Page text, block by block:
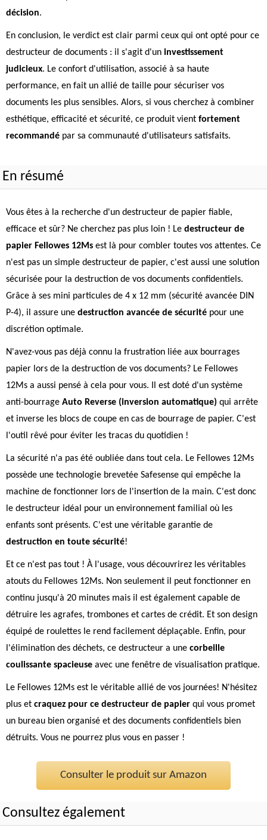
décision.
En conclusion, le verdict est clair parmi ceux qui ont opté pour ce
destructeur de documents : il s'agit d'un investissement
judicieux. Le confort d'utilisation, associé à sa haute
performance, en fait un allié de taille pour sécuriser vos
documents les plus sensibles. Alors, si vous cherchez à combiner
esthétique, efficacité et sécurité, ce produit vient fortement
recommandé par sa communauté d'utilisateurs satisfaits.
En résumé
Vous êtes à la recherche d'un destructeur de papier fiable,
efficace et sûr? Ne cherchez pas plus loin ! Le destructeur de
papier Fellowes 12Ms est là pour combler toutes vos attentes. Ce
n'est pas un simple destructeur de papier, c'est aussi une solution
sécurisée pour la destruction de vos documents confidentiels.
Grâce à ses mini particules de 4 x 12 mm (sécurité avancée DIN
P-4), il assure une destruction avancée de sécurité pour une
discrétion optimale.
N'avez-vous pas déjà connu la frustration liée aux bourrages
papier lors de la destruction de vos documents? Le Fellowes
12Ms a aussi pensé à cela pour vous. Il est doté d'un système
anti-bourrage Auto Reverse (inversion automatique) qui arrête
et inverse les blocs de coupe en cas de bourrage de papier. C'est
l'outil rêvé pour éviter les tracas du quotidien !
La sécurité n'a pas été oubliée dans tout cela. Le Fellowes 12Ms
possède une technologie brevetée Safesense qui empêche la
machine de fonctionner lors de l'insertion de la main. C'est donc
le destructeur idéal pour un environnement familial où les
enfants sont présents. C'est une véritable garantie de
destruction en toute sécurité!
Et ce n'est pas tout ! À l'usage, vous découvrirez les véritables
atouts du Fellowes 12Ms. Non seulement il peut fonctionner en
continu jusqu'à 20 minutes mais il est également capable de
détruire les agrafes, trombones et cartes de crédit. Et son design
équipé de roulettes le rend facilement déplaçable. Enfin, pour
l'élimination des déchets, ce destructeur a une corbeille
coulissante spacieuse avec une fenêtre de visualisation pratique.
Le Fellowes 12Ms est le véritable allié de vos journées! N'hésitez
plus et craquez pour ce destructeur de papier qui vous promet
un bureau bien organisé et des documents confidentiels bien
détruits. Vous ne pourrez plus vous en passer !
Consulter le produit sur Amazon
Consultez également